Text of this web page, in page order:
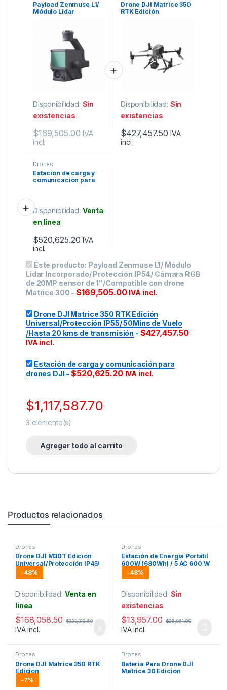
Payload Zenmuse L1/
Módulo Lidar
Cámara RGB de 20MP
sensor de
1″/Compatible con
drone Matrice 300
Disponibilidad: Sin
existencias
$169,505.00 IVA
incl.
Drone DJI Matrice 350
RTK Edición
Disponibilidad: Sin
existencias
$427,457.50 IVA
incl.
Drones
Estación de carga y
comunicación para
Disponibilidad: Venta
en linea
$520,625.20 IVA
incl.
Este producto: Payload Zenmuse L1/ Módulo
Lidar Incorporado/ Protección IP54/ Cámara RGB
de 20MP sensor de 1″/Compatible con drone
Matrice 300 -$169,505.00 IVA incl.
Drone DJI Matrice 350 RTK Edición
Universal/Protección IP55/ 50Mins de Vuelo
/Hasta 20 kms de transmisión - $427,457.50
IVA incl.
Estación de carga y comunicación para
drones DJI -$520,625.20 IVA incl.
$1,117,587.70
3 elemento(s)
Agregar todo al carrito
Productos relacionados
Drones
Drone DJI M30T Edición
Universal/Protección IP45/
50Mins de Vuelo /Hasta
15kms de transmisión
-48%
Disponibilidad: Venta en
linea
$168,058.50 $323,319.50
IVA incl.
Drones
Estación de Energía Portátil
600W (680Wh) / 5 AC 600 W
/ 2 USB-C 100W
-48%
Disponibilidad: Sin
existencias
$13,957.00 $26,961.90
IVA incl.
Drones
Drone DJI Matrice 350 RTK
Edición
Universal/Protección IP55/
50Mins de Vuelo /Hasta
-7%
Drones
Bateria Para Drone DJI
Matrice 30 Edición